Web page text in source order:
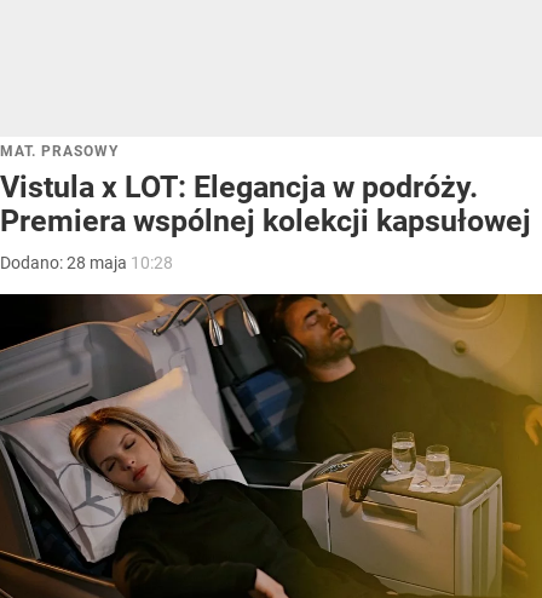
MAT. PRASOWY
Vistula x LOT: Elegancja w podróży.
Premiera wspólnej kolekcji kapsułowej
Dodano:28 maja 10:28